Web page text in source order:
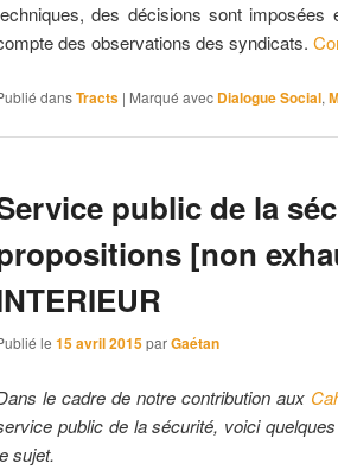
des décisions sont
des observations des syndicats.
dansTracts | Marqué avec Dialogue Social,
public de la
[non
le 15 avril 2015parGaétan
le cadre de notre contribution aux
public de la sécurité, voici
sujet.